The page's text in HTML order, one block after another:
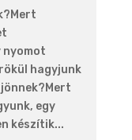
hagyjunk
egy
készítik...